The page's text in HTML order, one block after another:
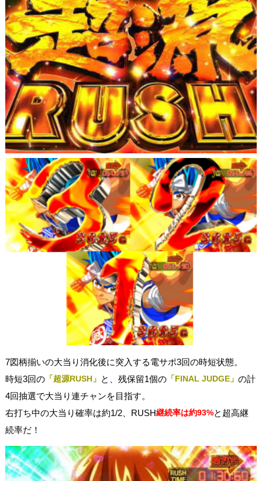
7図柄揃いの大当り消化後に突入する電サポ3回の時短状態。
時短3回の「超源RUSH」 と、残保留1個の「FINAL JUDGE」 の計
4回抽選で大当り連チャンを目指す。
右打ち中の大当り確率は約1/2、RUSH継続率は約93%と超高継
続率だ！